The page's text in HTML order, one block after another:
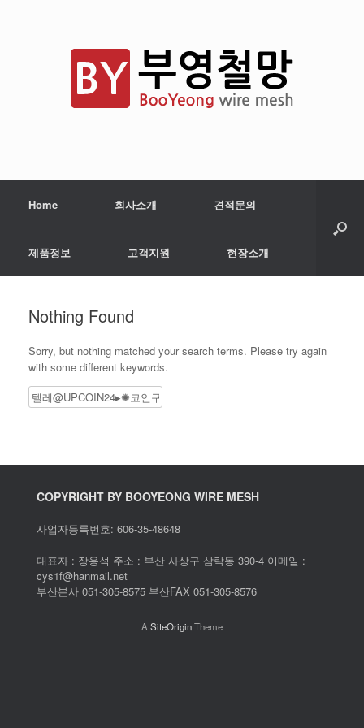
Home 회사소개 견적문의
제품정보 고객지원 현장소개
Nothing Found
Sorry, but nothing matched your search terms. Please try again
with some different keywords.
Search
COPYRIGHT BY BOOYEONG WIRE MESH
사업자등록번호: 606-35-48648
대표자 : 장용석 주소 : 부산 사상구 삼락동 390-4 이메일 :
cys1f@hanmail.net
부산본사 051-305-8575 부산FAX 051-305-8576
A SiteOriginTheme